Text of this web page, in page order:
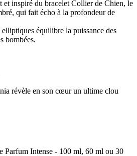
et inspiré du bracelet Collier de Chien, le
qui fait écho à la profondeur de
équilibre la puissance des
bombées.
révèle en son cœur un ultime clou
Parfum Intense - 100 ml, 60 ml ou 30